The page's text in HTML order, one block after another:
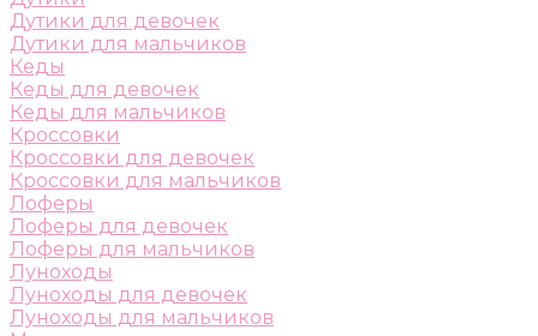
Дутики для девочек
Дутики для мальчиков
Кеды
Кеды для девочек
Кеды для мальчиков
Кроссовки
Кроссовки для девочек
Кроссовки для мальчиков
Лоферы
Лоферы для девочек
Лоферы для мальчиков
Луноходы
Луноходы для девочек
Луноходы для мальчиков